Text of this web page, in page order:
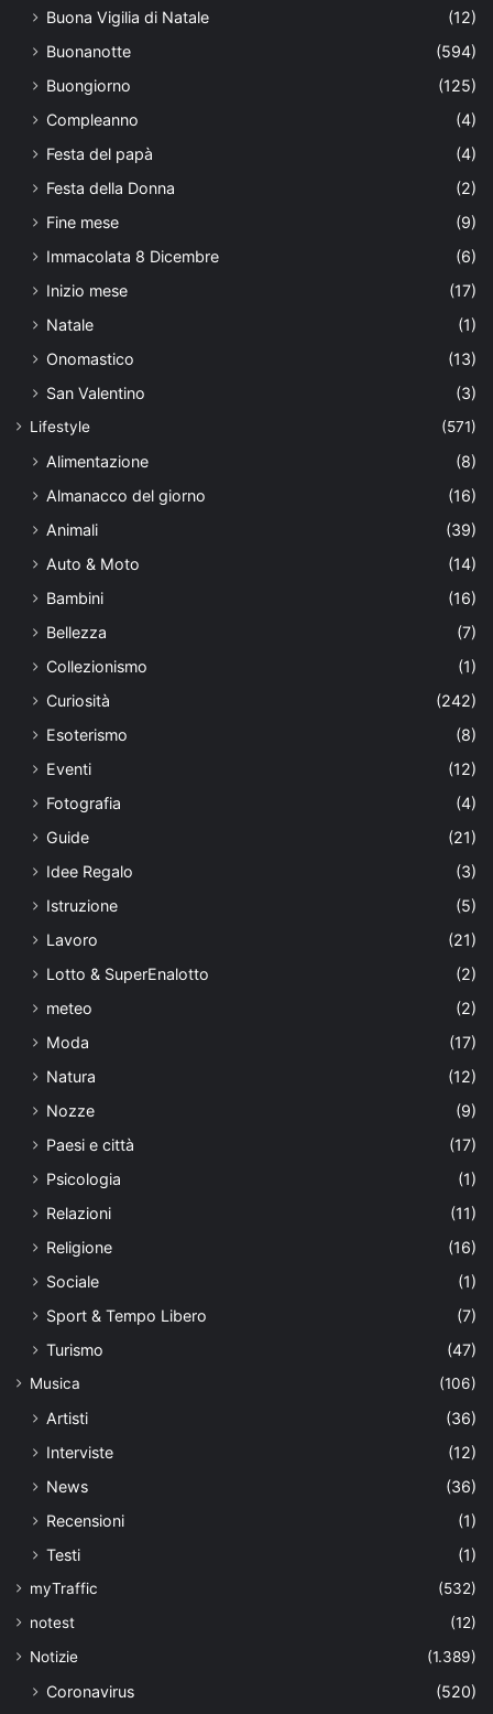
Buona Vigilia di Natale
(12)
Buonanotte
(594)
Buongiorno
(125)
Compleanno
(4)
Festa del papà
(4)
Festa della Donna
(2)
Fine mese
(9)
Immacolata 8 Dicembre
(6)
Inizio mese
(17)
Natale
(1)
Onomastico
(13)
San Valentino
(3)
Lifestyle (571)
Alimentazione
(8)
Almanacco del giorno
(16)
Animali
(39)
Auto & Moto
(14)
Bambini
(16)
Bellezza
(7)
Collezionismo
(1)
Curiosità
(242)
Esoterismo
(8)
Eventi
(12)
Fotografia
(4)
Guide
(21)
Idee Regalo
(3)
Istruzione
(5)
Lavoro
(21)
Lotto & SuperEnalotto
(2)
meteo
(2)
Moda
(17)
Natura
(12)
Nozze
(9)
Paesi e città
(17)
Psicologia
(1)
Relazioni
(11)
Religione
(16)
Sociale
(1)
Sport & Tempo Libero
(7)
Turismo
(47)
Musica (106)
Artisti
(36)
Interviste
(12)
News
(36)
Recensioni
(1)
Testi
(1)
myTraffic
(532)
notest
(12)
Notizie
(1.389)
Coronavirus
(520)